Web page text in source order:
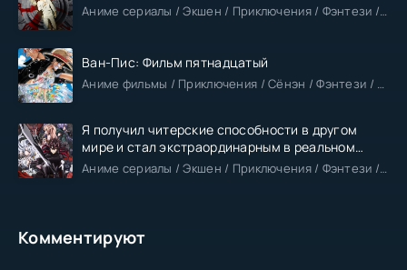
Аниме сериалы / Экшен / Приключения / Фэнтези / Анонсы
Ван-Пис: Фильм пятнадцатый
Аниме фильмы / Приключения / Сёнэн / Фэнтези / Анонсы
Я получил читерские способности в другом
мире и стал экстраординарным в реальном
мире
Аниме сериалы / Экшен / Приключения / Фэнтези / Анонсы
Комментируют